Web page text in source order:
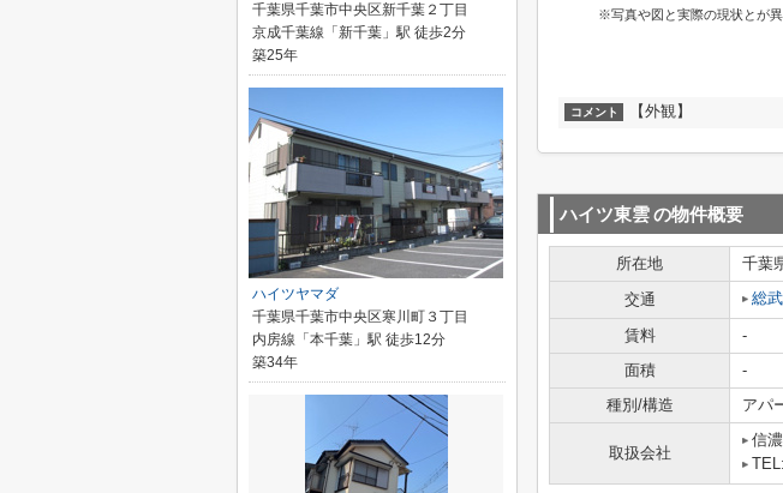
※写真や図と実際の現状とが
コメント 【外観】
ハイツ東雲の物件概要
所在地 千葉
交通
総
賃料 -
面積
-
種別/構造
アパ
取扱会社
信
千葉県千葉市中央区新千葉２丁目
京成千葉線「新千葉」駅 徒歩2分
築25年
ハイツヤマダ
千葉県千葉市中央区寒川町３丁目
内房線「本千葉」駅 徒歩12分
築34年